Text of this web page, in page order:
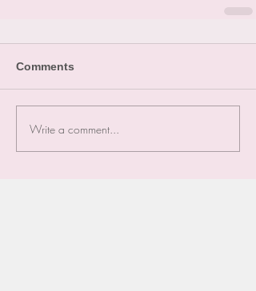
Comments
Write a comment...